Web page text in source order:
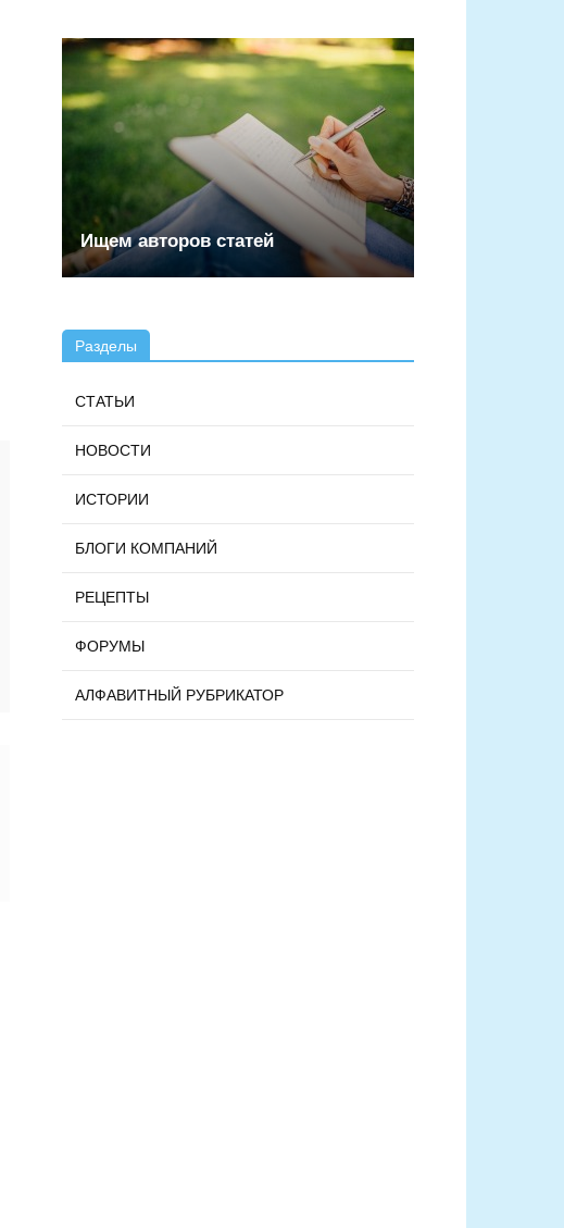
Ищем авторов статей
Разделы
СТАТЬИ
НОВОСТИ
ИСТОРИИ
БЛОГИ КОМПАНИЙ
РЕЦЕПТЫ
ФОРУМЫ
АЛФАВИТНЫЙ РУБРИКАТОР